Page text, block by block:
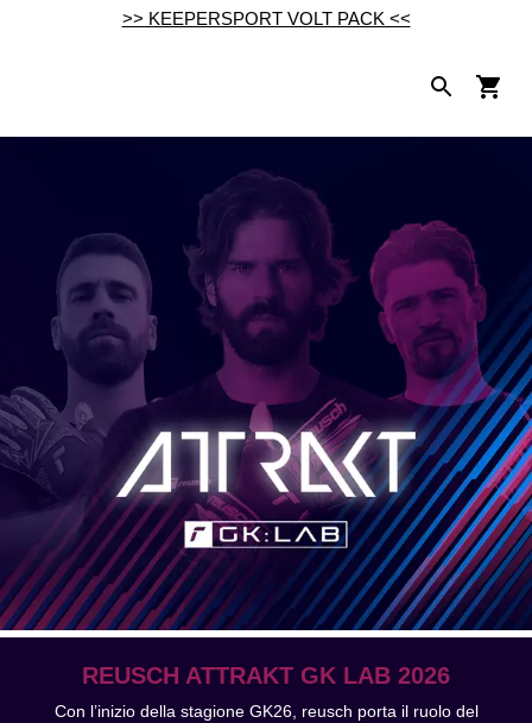
>> KEEPERSPORT VOLT PACK <<
REUSCH ATTRAKT GK LAB 2026
Con l’inizio della stagione GK26, reusch porta il ruolo del